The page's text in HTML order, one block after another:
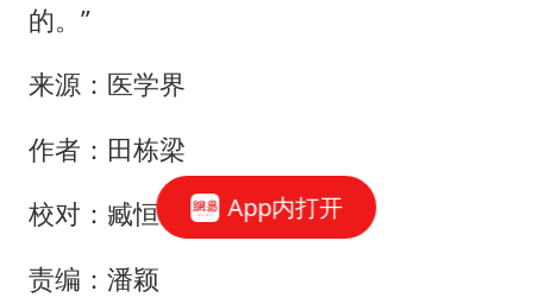
的。”
来源：医学界
作者：田栋梁
校对：臧恒佳
责编：潘颖
App内打开